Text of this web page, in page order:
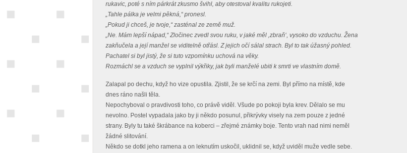
rukavic, poté s ním párkrát zkusmo švihl, aby otestoval kvalitu rukojeti.
„Tahle pálka je velmi pěkná,“ pronesl.
„Pokud ji chceš, je tvoje,“ zasténal ze země muž.
„Ne. Mám lepší nápad,“ Zločinec zvedl svou ruku, v jaké měl ‚zbraň‘, vysoko do vzduchu. Žena
zakňučela a její manžel se viditelně otřásl. Z jejich očí sálal strach. Byl to tak úžasný pohled.
Pachatel si byl jistý, že si tuto vzpomínku uchová na věky.
Rozmáchl se a vzduch se vyplnil výkřiky, jak byli manželé ubiti k smrti ve vlastním domě.
Zalapal po dechu, když ho vize opustila. Zjistil, že se krčí na zemi. Byl přímo na místě, kde
dnes ráno našli těla.
Nepochyboval o pravdivosti toho, co právě viděl. Všude po pokoji byla krev. Dělalo se mu
nevolno. Postel vypadala jako by ji někdo posunul, přikrývky visely na zem pouze z jedné
strany. Byly tu také škrábance na koberci – zřejmé známky boje. Tento vrah nad nimi neměl
žádné slitování.
Někdo se dotkl jeho ramena a on leknutím uskočil, uklidnil se, když uviděl muže vedle sebe.